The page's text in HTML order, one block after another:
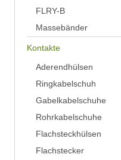
FLRY-B
Massebänder
Kontakte
Aderendhülsen
Ringkabelschuh
Gabelkabelschuhe
Rohrkabelschuhe
Flachsteckhülsen
Flachstecker